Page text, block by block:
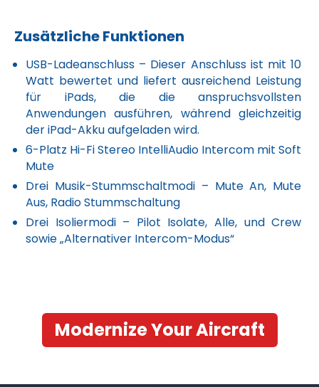
Zusätzliche Funktionen
USB-Ladeanschluss– Dieser Anschluss ist mit 10
Watt bewertet und liefert ausreichend Leistung
für iPads, die die anspruchsvollsten
Anwendungen ausführen, während gleichzeitig
der iPad-Akku aufgeladen wird.
6-Platz Hi-Fi Stereo IntelliAudio Intercom mit Soft
Mute
Drei Musik-Stummschaltmodi– Mute An, Mute
Aus, Radio Stummschaltung
Drei Isoliermodi– Pilot Isolate, Alle, und Crew
sowie „Alternativer Intercom-Modus“
Modernize Your Aircraft